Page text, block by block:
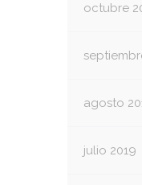
octubre
agosto
julio 2019